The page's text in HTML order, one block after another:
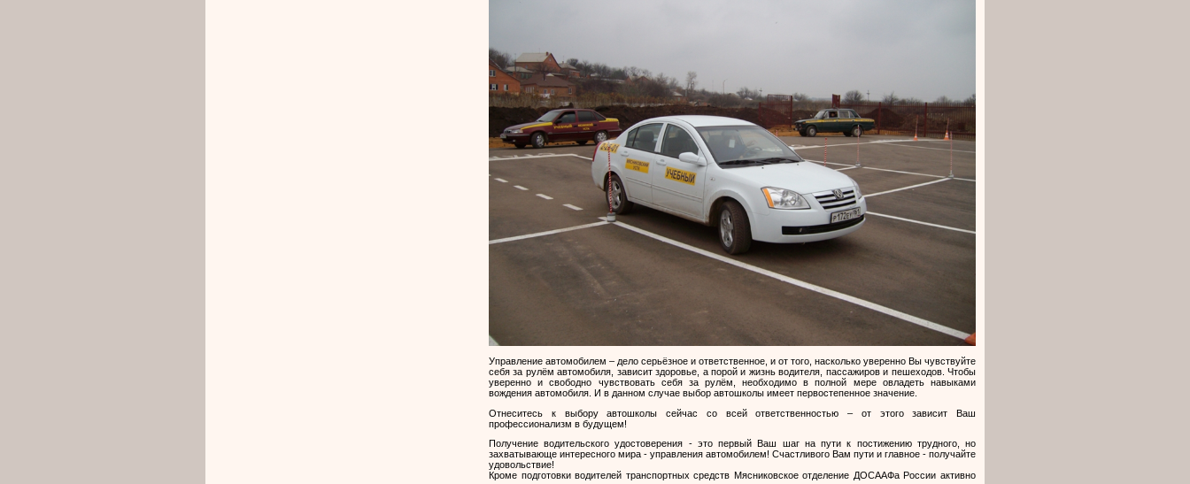
Управление автомобилем – дело серьёзное и ответственное, и от того, насколько уверенно Вы чувствуйте
себя за рулём автомобиля, зависит здоровье, а порой и жизнь водителя, пассажиров и пешеходов. Чтобы
уверенно и свободно чувствовать себя за рулём, необходимо в полной мере овладеть навыками
вождения автомобиля. И в данном случае выбор автошколы имеет первостепенное значение.
Отнеситесь к выбору автошколы сейчас со всей ответственностью – от этого зависит Ваш
профессионализм в будущем!
Получение водительского удостоверения - это первый Ваш шаг на пути к постижению трудного, но
захватывающе интересного мира - управления автомобилем! Счастливого Вам пути и главное - получайте
удовольствие!
Кроме подготовки водителей транспортных средств Мясниковское отделение ДОСААФа России активно